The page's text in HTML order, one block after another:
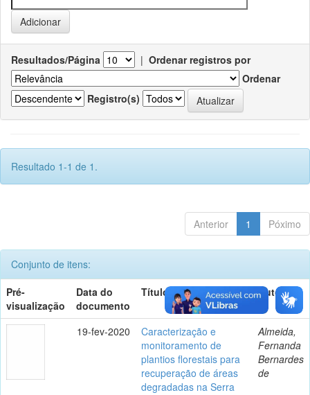
Resultados/Página | Ordenar registros por
Ordenar
Registro(s)
Resultado 1-1 de 1.
Anterior 1 Póximo
Conjunto de itens:
Pré-
visualização
Data do
documento
Título Autor(es)
19-fev-2020
Caracterização e
monitoramento de
plantios florestais para
recuperação de áreas
degradadas na Serra
Almeida,
Fernanda
Bernardes
de